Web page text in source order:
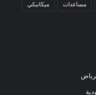
مساعدات ميكانيكي